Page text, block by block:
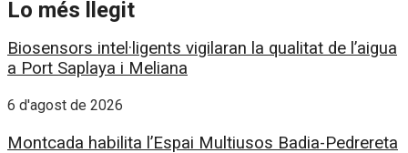
Lo més llegit
Biosensors intel·ligents vigilaran la qualitat de l’aigua
a Port Saplaya i Meliana
6 d'agost de 2026
Montcada habilita l’Espai Multiusos Badia-Pedrereta